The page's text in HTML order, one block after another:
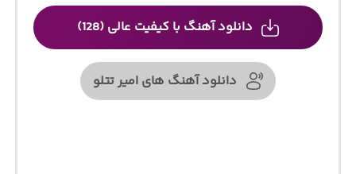
دانلود آهنگ با کیفیت عالی (128)
دانلود آهنگ های امیر تتلو